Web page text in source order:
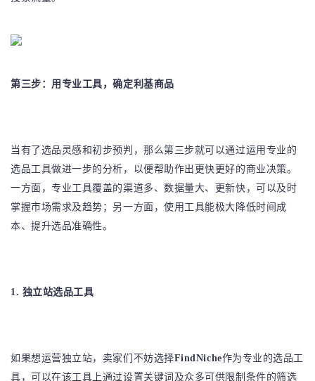
第三步：用专业工具，确定利基商品
当有了选品灵感和初步预判，那么第三步就可以通过运用专业的
选品工具做进一步的分析，以便帮助作出更快更好的商业决策。
一方面，专业工具覆盖的渠道多、数据量大、更新快，可以及时
掌握市场需求及趋势；另一方面，使用工具能极大降低时间成
本、提升选品准确性。
1. 独立站选品工具
如果想运营独立站，卖家们不妨选择FindNiche作为专业的选品工
具，可以在该工具上通过设置关键词及众多可供限制条件的筛选